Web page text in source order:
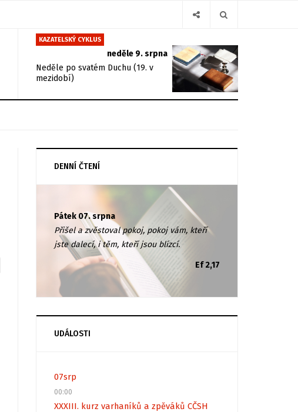
KAZATELSKÝ CYKLUS
neděle 9. srpna
Neděle po svatém Duchu (19. v
mezidobí)
DENNÍ ČTENÍ
Pátek 07. srpna
Přišel a zvěstoval pokoj, pokoj vám, kteří
jste dalecí, i těm, kteří jsou blízcí.
Ef 2,17
UDÁLOSTI
07srp
00:00
XXXIII. kurz varhaníků a zpěváků CČSH